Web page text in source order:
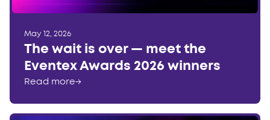
May 12, 2026
The wait is over — meet the
Eventex Awards 2026 winners
Read more→